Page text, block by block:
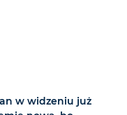
w widzeniu już